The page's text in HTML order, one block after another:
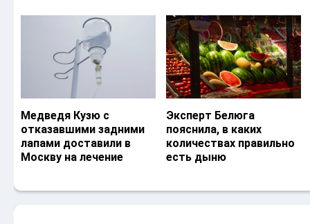
Медведя Кузю с
отказавшими задними
лапами доставили в
Москву на лечение
Эксперт Белюга
пояснила, в каких
количествах правильно
есть дыню